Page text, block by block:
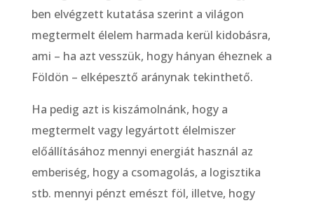
ben elvégzett kutatása szerint a világon
megtermelt élelem harmada kerül kidobásra,
ami – ha azt vesszük, hogy hányan éheznek a
Földön – elképesztő aránynak tekinthető.
Ha pedig azt is kiszámolnánk, hogy a
megtermelt vagy legyártott élelmiszer
előállításához mennyi energiát használ az
emberiség, hogy a csomagolás, a logisztika
stb. mennyi pénzt emészt föl, illetve, hogy